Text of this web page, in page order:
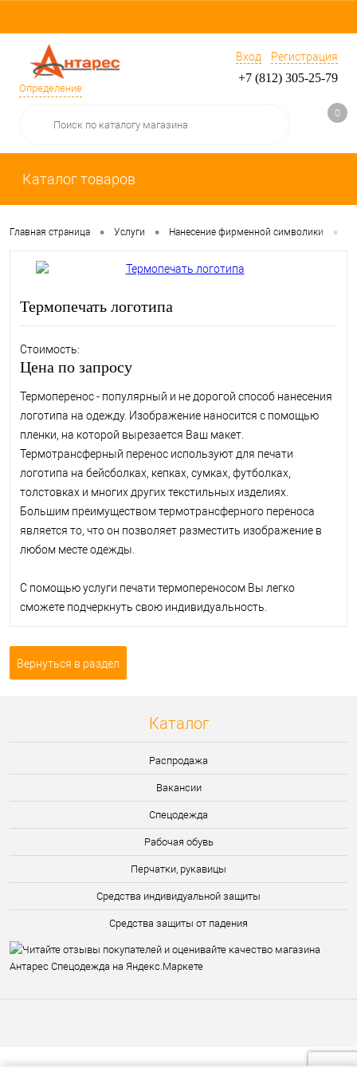
Определение
Вход Регистрация
+7 (812) 305-25-79
0
Каталог товаров
Главная страница • Услуги • Нанесение фирменной символики •
Термопечать логотипа
Стоимость:
Цена по запросу
Термоперенос - популярный и не дорогой способ нанесения
логотипа на одежду. Изображение наносится с помощью
пленки, на которой вырезается Ваш макет.
Термотрансферный перенос используют для печати
логотипа на бейсболках, кепках, сумках, футболках,
толстовках и многих других текстильных изделиях.
Большим преимуществом термотрансферного переноса
является то, что он позволяет разместить изображение в
любом месте одежды.
С помощью услуги печати термопереносом Вы легко
сможете подчеркнуть свою индивидуальность.
Вернуться в раздел
Каталог
Распродажа
Вакансии
Спецодежда
Рабочая обувь
Перчатки, рукавицы
Средства индивидуальной защиты
Средства защиты от падения